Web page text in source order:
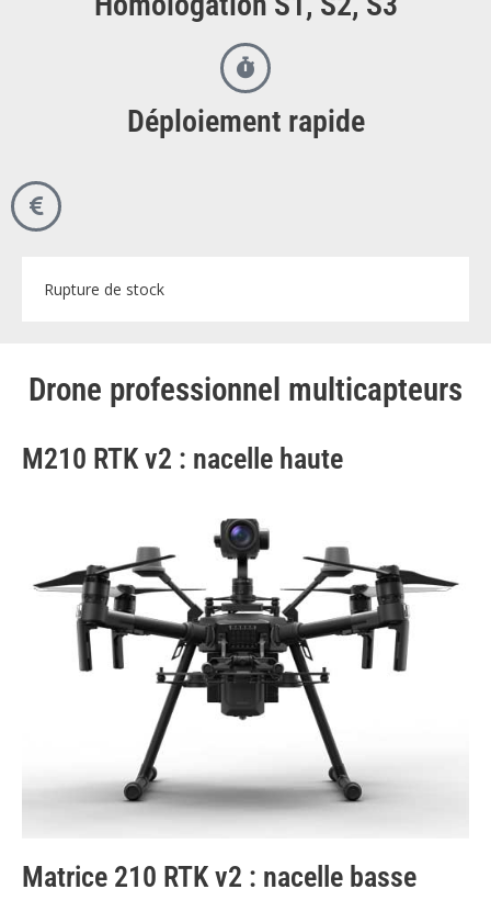
Déploiement rapide
Rupture de stock
Drone professionnel multicapteurs
M210 RTK v2 : nacelle haute
Matrice 210 RTK v2 : nacelle basse